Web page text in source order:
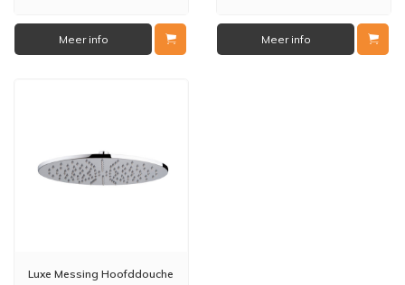
Meer info Meer info
Luxe Messing Hoofddouche